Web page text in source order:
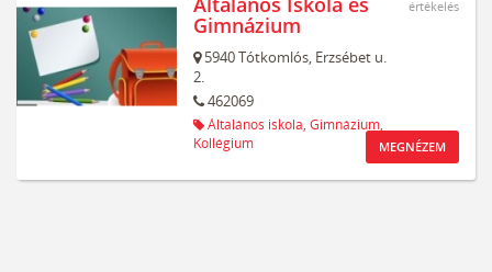
Gimnázium
5940Tótkomlós, Erzsébet u.
2.
462069
Általános iskola, Gimnázium,
Kollégium
értékelés
MEGNÉZEM